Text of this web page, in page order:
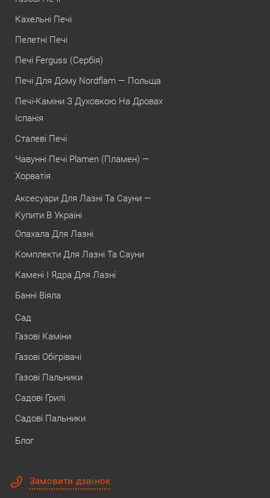
Кахельні Печі
Пелетні Печі
Печі Ferguss (Сербія)
Печі Для Дому Nordflam — Польща
Печі-Каміни З Духовкою На Дровах
Іспанія
Сталеві Печі
Чавунні Печі Plamen (Пламен) —
Хорватія
Аксесуари Для Лазні Та Сауни —
Купити В Україні
Опахала Для Лазні
Комплекти Для Лазні Та Сауни
Камені І Ядра Для Лазні
Банні Віяла
Сад
Газові Каміни
Газові Обігрівачі
Газові Пальники
Садові Грилі
Садові Пальники
Блог
Замовити дзвінок